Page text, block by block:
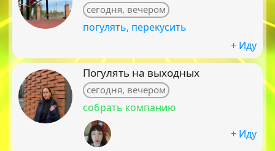
сегодня, вечером
погулять, перекусить
+ Иду
Погулять на выходных
сегодня, вечером
собрать компанию
+ Иду